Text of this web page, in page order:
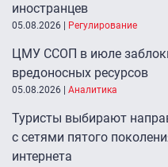
иностранцев
05.08.2026 Регулирование
ЦМУ ССОП в июле
вредоносных ресурсов
05.08.2026 Аналитика
Туристы выбирают
с сетями пятого
интернета